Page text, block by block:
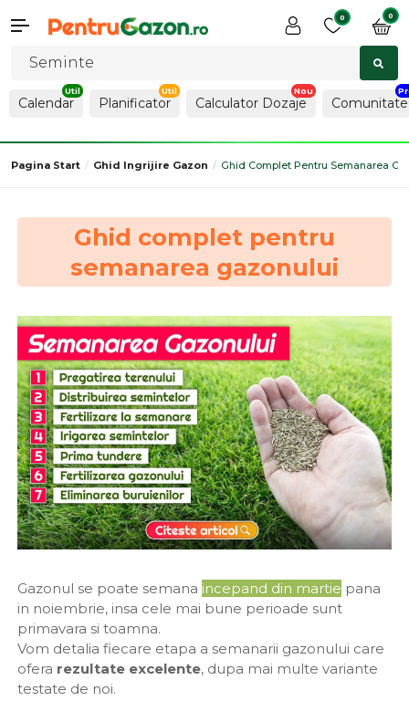
0 0
Calendar Planificator Calculator Dozaje Comunitate
Pagina Start Ghid Ingrijire Gazon Ghid Complet Pentru Semanarea
Ghid complet pentru
semanarea gazonului
Gazonul se poate semana incepand din martie pana
in noiembrie, insa cele mai bune perioade sunt
primavara si toamna.
Vom detalia fiecare etapa a semanarii gazonului care
ofera rezultate excelente, dupa mai multe variante
testate de noi.